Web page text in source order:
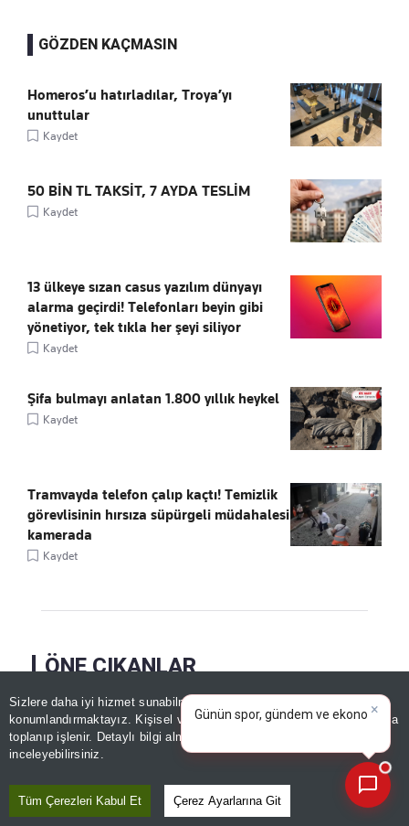
Sizlere daha iyi hizmet sunabilmek adına sitemizde
konumlandırmaktayız. Kişisel verileriniz, KVKK ve GDPR kapsamında
toplanıp işlenir. Detaylı bilgi almak için
inceleyebilirsiniz.
Tüm Çerezleri Kabul Et Çerez Ayarlarına Git
GÖZDEN KAÇMASIN
Homeros’u hatırladılar, Troya’yı
unuttular
Kaydet
50 BİN TL TAKSİT, 7 AYDA TESLİM
Kaydet
13 ülkeye sızan casus yazılım dünyayı
alarma geçirdi! Telefonları beyin gibi
yönetiyor, tek tıkla her şeyi siliyor
Kaydet
Şifa bulmayı anlatan 1.800 yıllık heykel
Kaydet
Tramvayda telefon çalıp kaçtı! Temizlik
görevlisinin hırsıza süpürgeli müdahalesi
kamerada
Kaydet
ÖNE ÇIKANLAR
×
Günün spor, gündem ve
ekonomi gelişmelerini analiz